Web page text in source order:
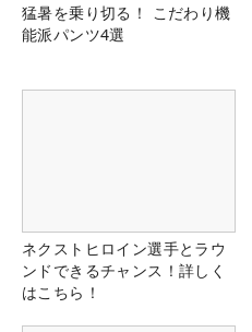
猛暑を乗り切る！ こだわり機
能派パンツ4選
ネクストヒロイン選手とラウ
ンドできるチャンス！詳しく
はこちら！